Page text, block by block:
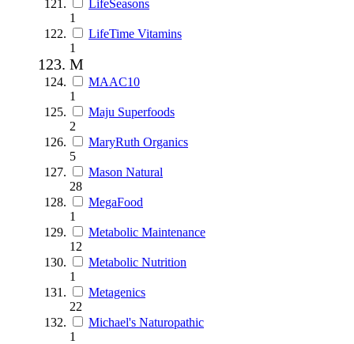
LifeSeasons
1
LifeTime Vitamins
1
M
MAAC10
1
Maju Superfoods
2
MaryRuth Organics
5
Mason Natural
28
MegaFood
1
Metabolic Maintenance
12
Metabolic Nutrition
1
Metagenics
22
Michael's Naturopathic
1